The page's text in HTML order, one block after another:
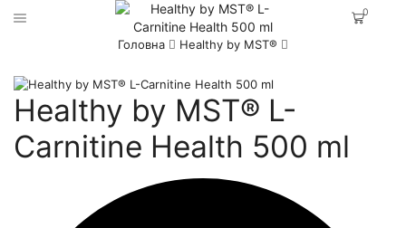
0
Головна Healthy by MST®
Healthy by MST® L-
Carnitine Health 500 ml